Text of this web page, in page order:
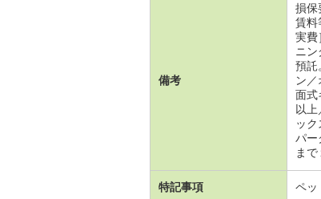
備考
損保
賃料
実費
ニン
預託
ン
面式
以
ッ
パー
ま
特記事項 ペッ